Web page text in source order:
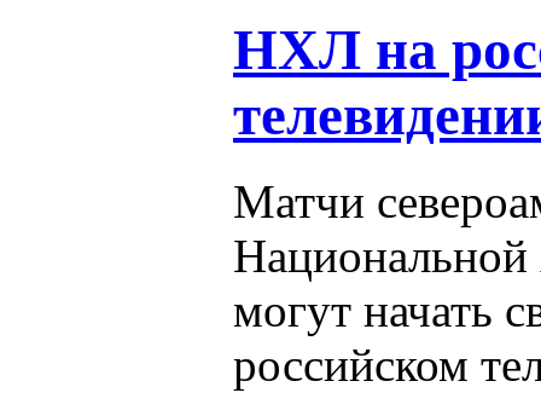
НХЛ на
Матчи
Национальной
могут начать
российском